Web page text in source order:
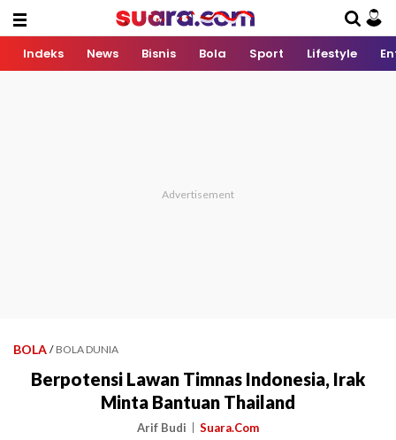
Indeks News Bisnis Bola Sport Lifestyle
BOLA / BOLA DUNIA
Berpotensi Lawan Timnas Indonesia, Irak
Minta Bantuan Thailand
Arif Budi Suara.Com